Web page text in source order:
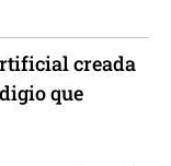
creada
que